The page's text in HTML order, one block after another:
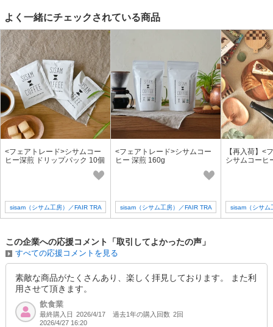
よく一緒にチェックされている商品
<フェアトレード>シサムコー
ヒー深煎 ドリップパック 10個
sisam（シサム工房）／FAIR TRA
DE + design
<フェアトレード>シサムコー
ヒー 深煎 160g
sisam（シサム工房）／FAIR TRA
DE + design
【再入荷】<
シサムコーヒ
sisam（シサム
DE
この企業への応援コメント「取引してよかったの声」
すべての応援コメントを見る
素敵な商品がたくさんあり、楽しく拝見しております。 また利
用させて頂きます。
飲食業
最終購入日 2026/4/17 過去1年の購入回数 2回
2026/4/27 16:20